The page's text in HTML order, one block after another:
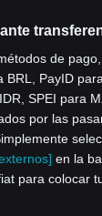
de
BRL, PayID
SPEI para
por las
en la
para colocar